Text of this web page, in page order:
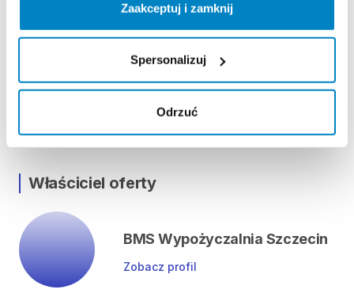
Zaakceptuj i zamknij
Spersonalizuj
Odrzuć
ul. Obłoków 57, 71-493 Szczecin
Właściciel oferty
BMS Wypożyczalnia Szczecin
Zobacz profil